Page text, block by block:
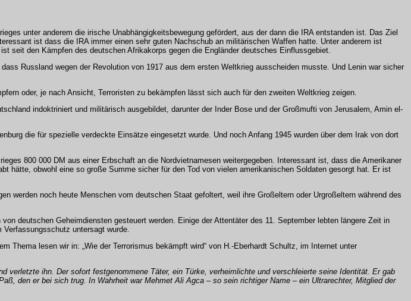
unter anderem die irische Unabhängigkeitsbewegung gefördert, aus der dann die IRA entstanden ist. Das Ziel
ist dass die IRA immer einen sehr guten Nachschub an militärischen Waffen hatte. Unter anderem ist
seit den Kämpfen des deutschen Afrikakorps gegen die Engländer deutsches Einflussgebiet.
Russland wegen der Revolution von 1917 aus dem ersten Weltkrieg ausscheiden musste. Und Lenin war sicher
oder, je nach Ansicht, Terroristen zu bekämpfen lässt sich auch für den zweiten Weltkrieg zeigen.
indoktriniert und militärisch ausgebildet, darunter der Inder Bose und der Großmufti von Jerusalem, Amin el-
die für spezielle verdeckte Einsätze eingesetzt wurde. Und noch Anfang 1945 wurden über dem Irak von dort
800 000 DM aus einer Erbschaft an die Nordvietnamesen weitergegeben. Interessant ist, dass die Amerikaner
hätte, obwohl eine so große Summe sicher für den Tod von vielen amerikanischen Soldaten gesorgt hat. Er ist
werden noch heute Menschen vom deutschen Staat gefoltert, weil ihre Großeltern oder Urgroßeltern während des
deutschen Geheimdiensten gesteuert werden. Einige der Attentäter des 11. September lebten längere Zeit in
untersagt wurde.
lesen wir in: „Wie der Terrorismus bekämpft wird“ von H.-Eberhardt Schultz, im Internet unter
ihn. Der sofort festgenommene Täter, ein Türke, verheimlichte und verschleierte seine Identität. Er gab
den er bei sich trug. In Wahrheit war Mehmet Ali Agca – so sein richtiger Name – ein Ultrarechter, Mitglied der